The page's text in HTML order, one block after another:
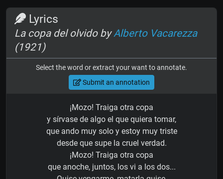
Lyrics
La copa del olvido byAlberto Vacarezza
(1921)
Select the word or extract your want to annotate.
Submit an annotation
¡Mozo! Traiga otra copa
y sírvase de algo el que quiera tomar,
que ando muy solo y estoy muy triste
desde que supe la cruel verdad.
¡Mozo! Traiga otra copa
que anoche, juntos, los vi a los dos...